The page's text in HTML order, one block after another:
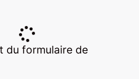
du formulaire de